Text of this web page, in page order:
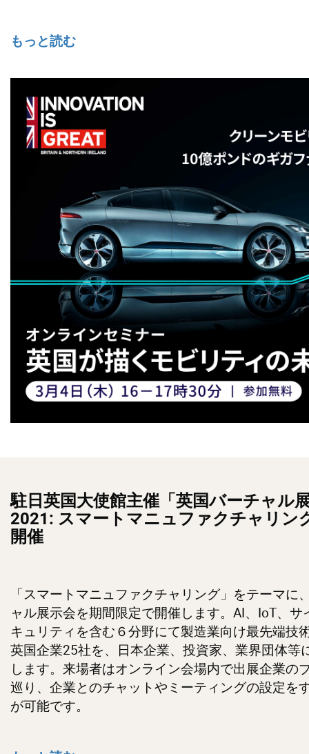
もっと読む
駐日英国大使館主催「英国バーチャル
2021: スマートマニュファクチャリン
開催
「スマートマニュファクチャリング」をテーマに
ャル展示会を期間限定で開催します。AI、IoT、サ
キュリティを含む６分野にて製造業向け最先端技
英国企業25社を、日本企業、投資家、業界団体等
します。来場者はオンライン会場内で出展企業の
巡り、企業とのチャットやミーティングの設定を
が可能です。